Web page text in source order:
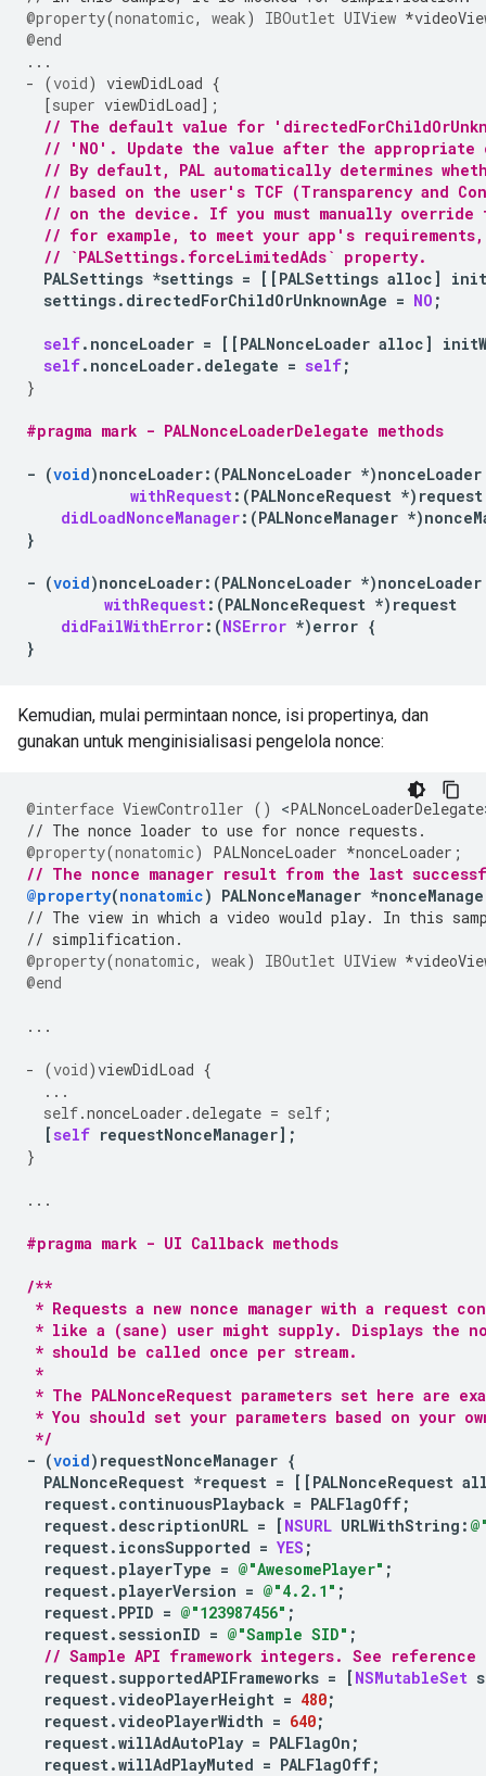
@property(nonatomic, weak) IBOutlet UIView *
@end
...
-
(void) viewDidLoad {
[super viewDidLoad];
// The default value for
// 'NO'. Update the value after the appropriate
// By default, PAL automatically determines
// based on the user's TCF (Transparency and
// on the device. If you must manually override
// for example, to meet your app's
// `PALSettings.forceLimitedAds` property.
PALSettings *settings = [[ PALSettings alloc]
init
settings. directedForChildOrUnknownAge = NO ;
self. nonceLoader = [[ PALNonceLoader alloc]
self. nonceLoader. delegate = self;
}
#pragma mark - PALNonceLoaderDelegate methods
- (void)nonceLoader: (PALNonceLoader *)nonceLoader
withRequest:(PALNonceRequest *) request
didLoadNonceManager:(PALNonceManager *)
}
- (void)nonceLoader: (PALNonceLoader *)nonceLoader
withRequest:(PALNonceRequest *) request
didFailWithError:(NSError *)error {
}
Kemudian, mulai permintaan nonce, isi propertinya, dan
gunakan untuk menginisialisasi pengelola nonce:
@interface ViewController () <PALNonceLoaderDelegate
// The nonce loader to use for nonce requests.
@property(nonatomic) PALNonceLoader *nonceLoader ;
// The nonce manager result from the last
@property(nonatomic) PALNonceManager *
// The view in which a video would play. In this
// simplification.
@property(nonatomic, weak) IBOutlet UIView *
@end
...
- (void)viewDidLoad {
...
self.nonceLoader .delegate = self ;
[ self requestNonceManager];
}
...
#pragma mark - UI Callback methods
/**
* Requests a new nonce manager with a request
* like a (sane) user might supply. Displays the
* should be called once per stream.
*
* The PALNonceRequest parameters set here are
* You should set your parameters based on your
*/
- (void) requestNonceManager {
PALNonceRequest *request = [[ PALNonceRequest
request. continuousPlayback = PALFlagOff;
request. descriptionURL = [ NSURL URLWithString :
request. iconsSupported = YES ;
request. playerType = @"AwesomePlayer" ;
request. playerVersion = @"4.2.1" ;
request. PPID = @"123987456" ;
request. sessionID = @"Sample SID" ;
// Sample API framework integers. See
request. supportedAPIFrameworks = [ NSMutableSet
request.videoPlayerHeight = 480;
request.videoPlayerWidth = 640;
request.willAdAutoPlay = PALFlagOn ;
request.willAdPlayMuted = PALFlagOff;